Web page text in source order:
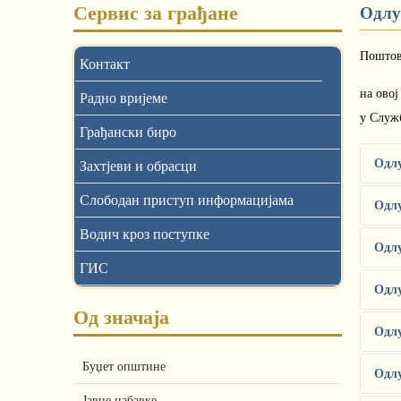
Сервис за грађане
Контакт
Радно вријеме
Грађански биро
Захтјеви и обрасци
Слободан приступ информацијама
Водич кроз поступке
ГИС
Од значаја
Буџет општине
на
у